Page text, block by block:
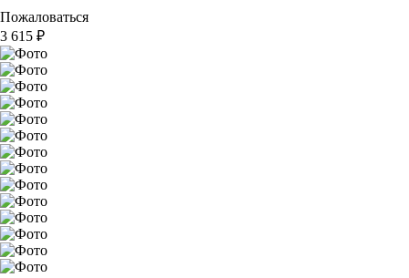
Пожаловаться
3 615 ₽